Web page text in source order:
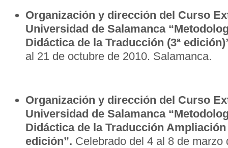
Organización y dirección del Curso
Universidad de Salamanca
Didáctica de la Traducción (3ª
al 21 de octubre de 2010. Salamanca.
Organización y dirección del Curso
Universidad de Salamanca
Didáctica de la Traducción Ampliación
edición”. Celebrado del 4 al 8 de marzo